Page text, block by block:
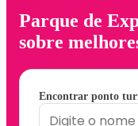
Parque de
sobre
Encontrar ponto